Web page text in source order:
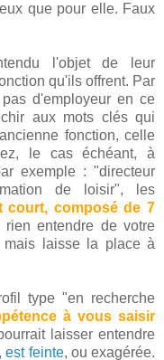
que pour elle. Faux
l'objet de leur
qu'ils offrent. Par
d'employeur en ce
aux mots clés qui
fonction, celle
le cas échéant, à
exemple : "directeur
de loisir", les
court, composé de 7
entendre de votre
mais laisse la place à
type "en recherche
à vous saisir
laisser entendre
est feinte, ou exagérée.